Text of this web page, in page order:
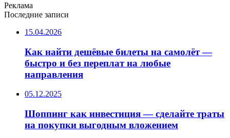
Реклама
Последние записи
15.04.2026
Как найти дешёвые билеты на самолёт —
быстро и без переплат на любые
направления
05.12.2025
Шоппинг как инвестиция — сделайте траты
на покупки выгодным вложением